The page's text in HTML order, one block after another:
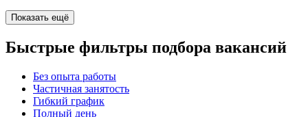
Показать ещё
Быстрые фильтры подбора вакансий
Без опыта работы
Частичная занятость
Гибкий график
Полный день